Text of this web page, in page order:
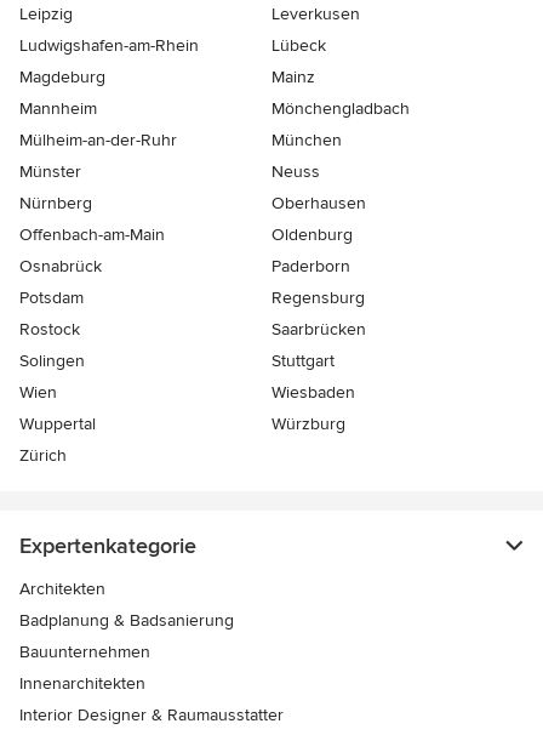
Leipzig
Leverkusen
Ludwigshafen-am-Rhein
Lübeck
Magdeburg
Mainz
Mannheim
Mönchen­gladbach
Mülheim-an-der-Ruhr
München
Münster
Neuss
Nürnberg
Oberhausen
Offenbach-am-Main
Oldenburg
Osnabrück
Paderborn
Potsdam
Regensburg
Rostock
Saarbrücken
Solingen
Stuttgart
Wien
Wiesbaden
Wuppertal
Würzburg
Zürich
Expertenkategorie
Architekten
Badplanung & Badsanierung
Bauunternehmen
Innenarchitekten
Interior Designer & Raumausstatter